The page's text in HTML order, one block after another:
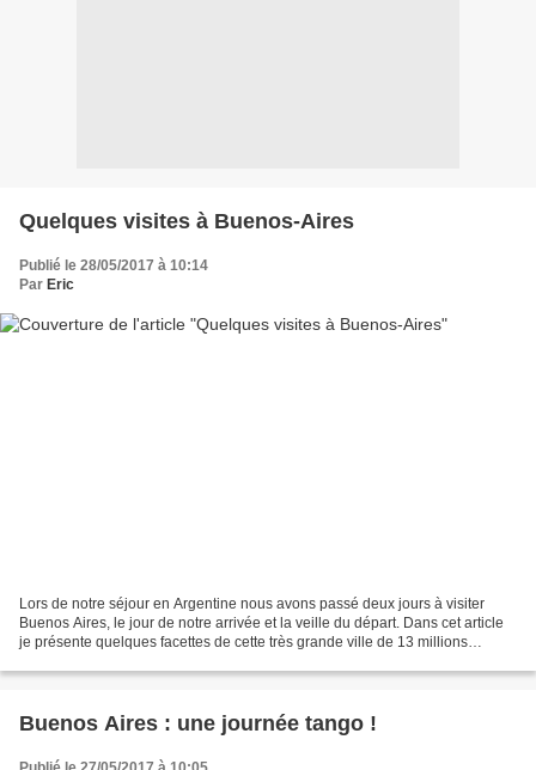
Quelques visites à Buenos-Aires
Publié le 28/05/2017 à 10:14
Par Eric
Lors de notre séjour en Argentine nous avons passé deux jours à visiter
Buenos Aires, le jour de notre arrivée et la veille du départ. Dans cet article
je présente quelques facettes de cette très grande ville de 13 millions
Buenos Aires : une journée tango !